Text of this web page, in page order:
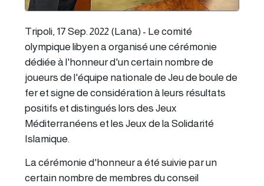
Tripoli, 17 Sep. 2022 (Lana) - Le comité
olympique libyen a organisé une cérémonie
dédiée à l'honneur d'un certain nombre de
joueurs de l'équipe nationale de Jeu de boule de
fer et signe de considération à leurs résultats
positifs et distingués lors des Jeux
Méditerranéens et les Jeux de la Solidarité
Islamique.
La cérémonie d'honneur a été suivie par un
certain nombre de membres du conseil